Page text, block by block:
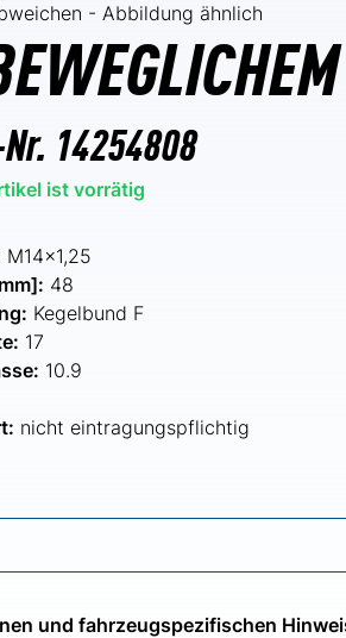
- Abbildung ähnlich
14254808
ist vorrätig
M14x1,25
48
Kegelbund F
17
10.9
nicht eintragungspflichtig
und fahrzeugspezifischen